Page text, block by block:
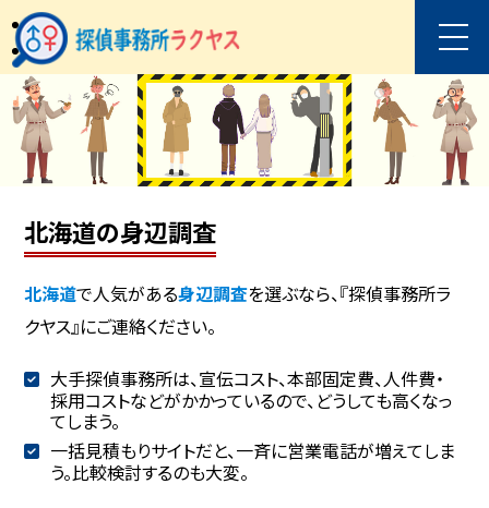
北海道の身辺調査
北海道で人気がある身辺調査を選ぶなら、『探偵事務所ラ
クヤス』にご連絡ください。
大手探偵事務所は、宣伝コスト、本部固定費、人件費・
採用コストなどがかかっているので、どうしても高くなっ
てしまう。
一括見積もりサイトだと、一斉に営業電話が増えてしま
う。比較検討するのも大変。